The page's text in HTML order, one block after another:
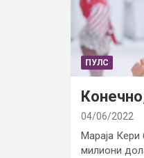
ПУЛС
04/06/2022
Мараја
милиони